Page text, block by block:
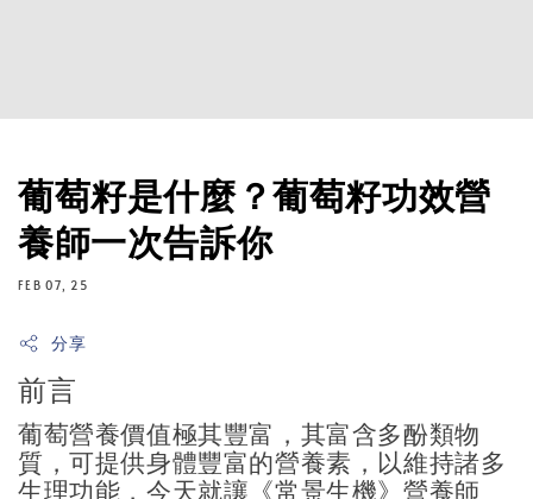
葡萄籽是什麼？葡萄籽功效營
養師一次告訴你
FEB 07, 25
分享
前言
葡萄營養價值極其豐富，其富含多酚類物
質，可提供身體豐富的營養素，以維持諸多
生理功能，今天就讓《常景生機》營養師